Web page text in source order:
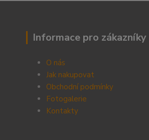
Informace pro zákazníky
O nás
Jak nakupovat
Obchodní podmínky
Fotogalerie
Kontakty